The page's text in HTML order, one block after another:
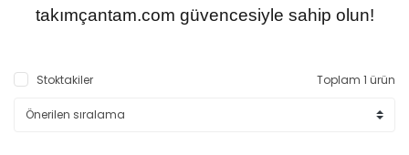
takımçantam.com güvencesiyle sahip olun!
Stoktakiler Toplam 1 ürün